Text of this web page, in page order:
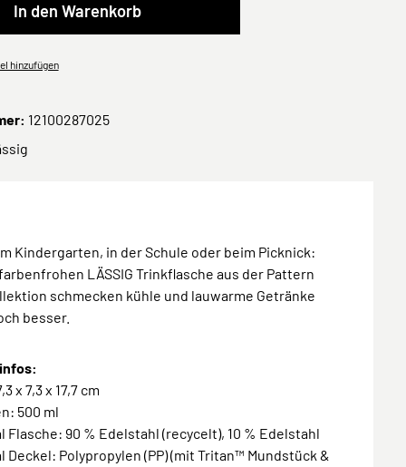
In den Warenkorb
hinzufügen
12100287025
Kindergarten, in der Schule oder beim Picknick:
LÄSSIG Trinkflasche aus der Pattern
schmecken kühle und lauwarme Getränke
besser.
x 7,3 x 17,7 cm
500 ml
Flasche: 90 % Edelstahl (recycelt), 10 % Edelstahl
Deckel: Polypropylen (PP) (mit Tritan™ Mundstück &